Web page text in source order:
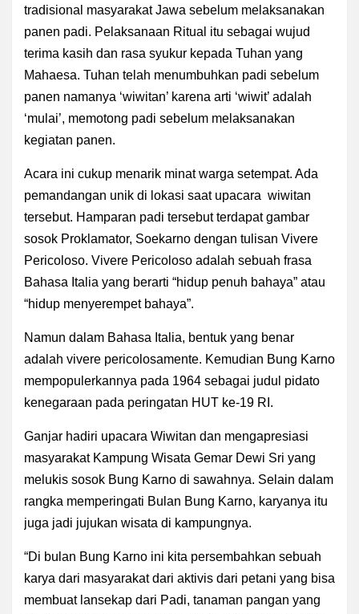
tradisional masyarakat Jawa sebelum melaksanakan
panen padi. Pelaksanaan Ritual itu sebagai wujud
terima kasih dan rasa syukur kepada Tuhan yang
Mahaesa. Tuhan telah menumbuhkan padi sebelum
panen namanya ‘wiwitan’ karena arti ‘wiwit’ adalah
‘mulai’, memotong padi sebelum melaksanakan
kegiatan panen.
Acara ini cukup menarik minat warga setempat. Ada
pemandangan unik di lokasi saat upacara wiwitan
tersebut. Hamparan padi tersebut terdapat gambar
sosok Proklamator, Soekarno dengan tulisan Vivere
Pericoloso. Vivere Pericoloso adalah sebuah frasa
Bahasa Italia yang berarti “hidup penuh bahaya” atau
“hidup menyerempet bahaya”.
Namun dalam Bahasa Italia, bentuk yang benar
adalah vivere pericolosamente. Kemudian Bung Karno
mempopulerkannya pada 1964 sebagai judul pidato
kenegaraan pada peringatan HUT ke-19 RI.
Ganjar hadiri upacara Wiwitan dan mengapresiasi
masyarakat Kampung Wisata Gemar Dewi Sri yang
melukis sosok Bung Karno di sawahnya. Selain dalam
rangka memperingati Bulan Bung Karno, karyanya itu
juga jadi jujukan wisata di kampungnya.
“Di bulan Bung Karno ini kita persembahkan sebuah
karya dari masyarakat dari aktivis dari petani yang bisa
membuat lansekap dari Padi, tanaman pangan yang